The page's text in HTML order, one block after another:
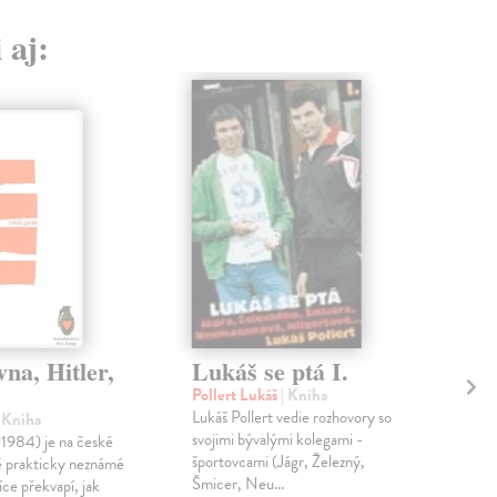
aj:
Hitler,
je na české
prakticky neznámé
překvapí, jak
Lukáš se ptá I.
Pollert Lukáš| Kniha
Lukáš Pollert vedie rozhovory so
svojimi bývalými kolegami -
športovcami (Jágr, Železný,
Šmicer, Neu...